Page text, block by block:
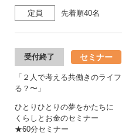
定員 先着順40名
受付終了 セミナー
「２人で考える共働きのライ
る？〜」
ひとりひとりの夢をかたちに
くらしとお金のセミナー
★60分セミナー